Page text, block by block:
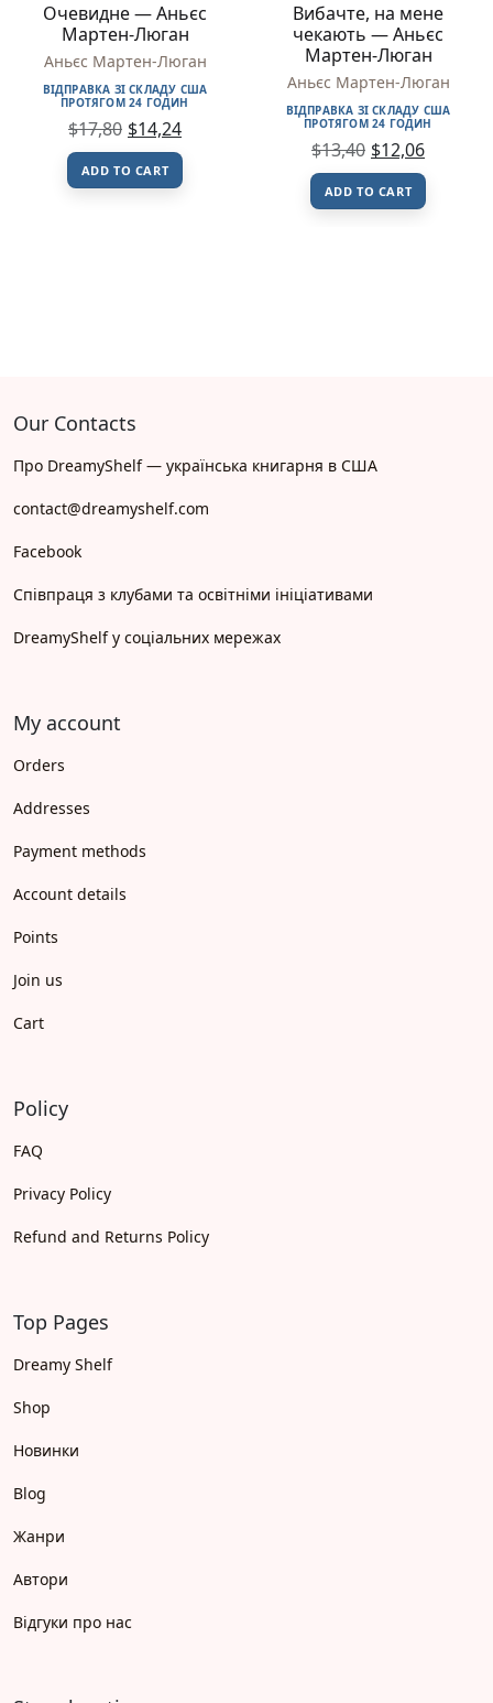
Очевидне — Аньєс
Мартен-Люган
Аньєс Мартен-Люган
ВІДПРАВКА ЗІ СКЛАДУ США
ПРОТЯГОМ 24 ГОДИН
$17,80 $14,24
ADD TO CART
Вибачте, на мене
чекають — Аньєс
Мартен-Люган
Аньєс Мартен-Люган
ВІДПРАВКА ЗІ СКЛАДУ США
ПРОТЯГОМ 24 ГОДИН
$13,40 $12,06
ADD TO CART
Our Contacts
Про DreamyShelf — українська книгарня в США
contact@dreamyshelf.com
Facebook
Співпраця з клубами та освітніми ініціативами
DreamyShelf у соціальних мережах
My account
Orders
Addresses
Payment methods
Account details
Points
Join us
Cart
Policy
FAQ
Privacy Policy
Refund and Returns Policy
Top Pages
Dreamy Shelf
Shop
Новинки
Blog
Жанри
Автори
Відгуки про нас